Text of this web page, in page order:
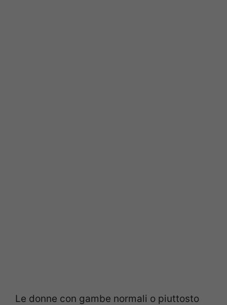
Le donne con gambe normali o piuttosto